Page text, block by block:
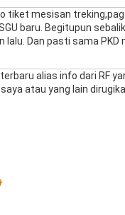
tiket mesisan
baru. Begitupun
Dan pasti sama
alias info dari RF
atau yang lain